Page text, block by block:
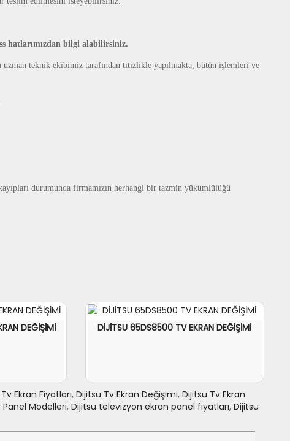
hatlarımızdan bilgi alabilirsiniz.
teknik ekibimiz tarafından titizlikle yapılmakta, bütün işlemleri ve
durumunda firmamızın herhangi bir tazmin yükümlülüğü
DEĞİŞİMİ
力NCELE
DİJİTSU 65DS8500 TV EKRAN DEĞİŞİMİ
SEPETE EKLE 力NCELE
Ekran Fiyatları, Dijitsu Tv Ekran Değişimi, Dijitsu Tv Ekran
Panel Modelleri, Dijitsu televizyon ekran panel fiyatları, Dijitsu